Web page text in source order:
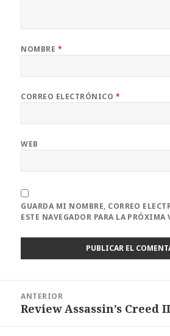
NOMBRE *
CORREO ELECTRÓNICO *
WEB
GUARDA MI NOMBRE, CORREO
ESTE NAVEGADOR PARA LA PRÓXIMA
entradas
ANTERIOR
Entrada
Review Assassin’s Creed